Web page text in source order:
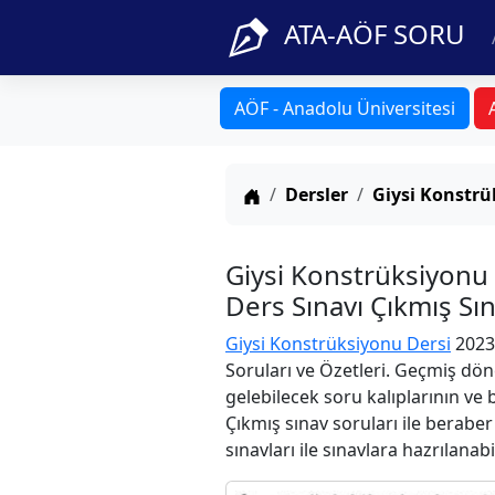
ATA-AÖF SORU
AÖF - Anadolu Üniversitesi
Anasayfa
Dersler Giysi
Giysi
Ders Sınavı Çıkmış
Giysi Konstrüksiyonu Dersi
Soruları ve Özetleri. Geçmiş
gelebilecek soru kalıplarının
Çıkmış sınav soruları ile
sınavları ile sınavlara